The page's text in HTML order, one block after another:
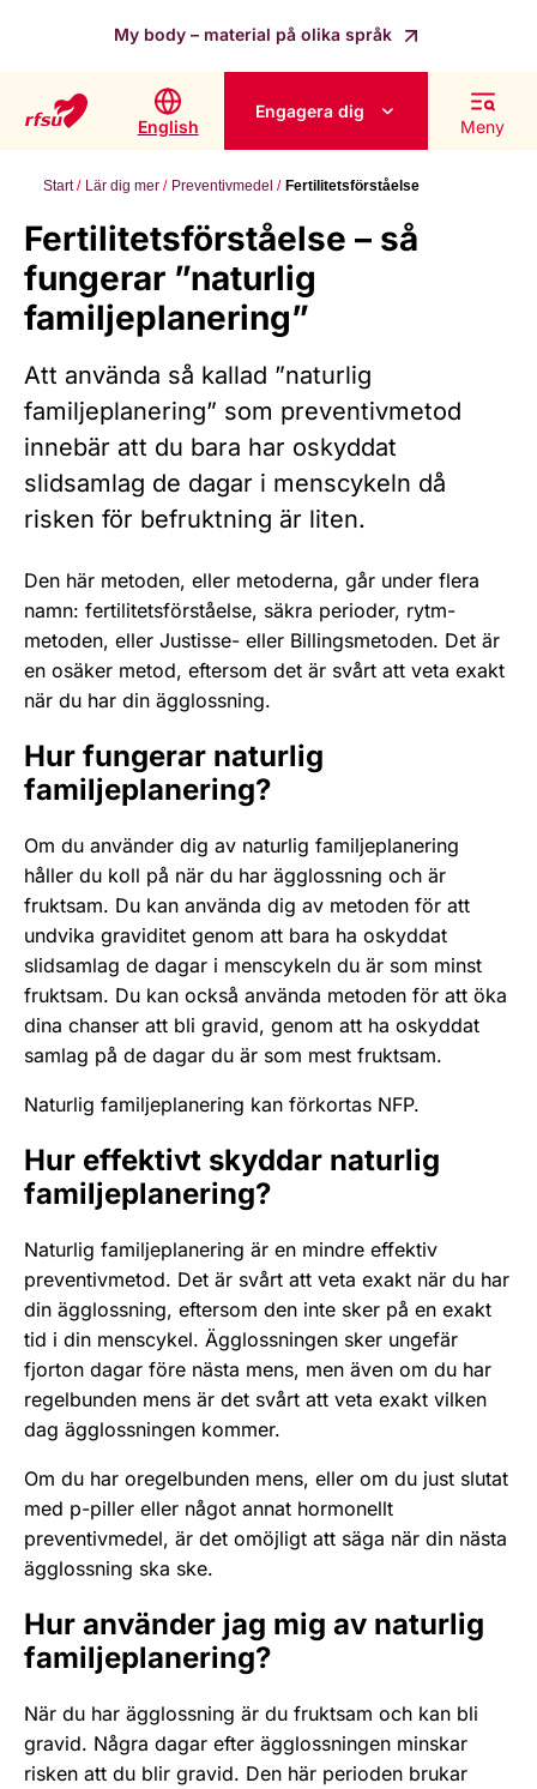
My body – material på olika språk
English
Engagera dig
Meny
Start Lär dig mer Preventivmedel Fertilitetsförståelse
Fertilitetsförståelse – så
fungerar ”naturlig
familjeplanering”
Att använda så kallad ”naturlig
familjeplanering” som preventivmetod
innebär att du bara har oskyddat
slidsamlag de dagar i menscykeln då
risken för befruktning är liten.
Den här metoden, eller metoderna, går under flera
namn: fertilitetsförståelse, säkra perioder, rytm-
metoden, eller Justisse- eller Billingsmetoden. Det är
en osäker metod, eftersom det är svårt att veta exakt
när du har din ägglossning.
Hur fungerar naturlig
familjeplanering?
Om du använder dig av naturlig familjeplanering
håller du koll på när du har ägglossning och är
fruktsam. Du kan använda dig av metoden för att
undvika graviditet genom att bara ha oskyddat
slidsamlag de dagar i menscykeln du är som minst
fruktsam. Du kan också använda metoden för att öka
dina chanser att bli gravid, genom att ha oskyddat
samlag på de dagar du är som mest fruktsam.
Naturlig familjeplanering kan förkortas NFP.
Hur effektivt skyddar naturlig
familjeplanering?
Naturlig familjeplanering är en mindre effektiv
preventivmetod. Det är svårt att veta exakt när du har
din ägglossning, eftersom den inte sker på en exakt
tid i din menscykel. Ägglossningen sker ungefär
fjorton dagar före nästa mens, men även om du har
regelbunden mens är det svårt att veta exakt vilken
dag ägglossningen kommer.
Om du har oregelbunden mens, eller om du just slutat
med p-piller eller något annat hormonellt
preventivmedel, är det omöjligt att säga när din nästa
ägglossning ska ske.
Hur använder jag mig av naturlig
familjeplanering?
När du har ägglossning är du fruktsam och kan bli
gravid. Några dagar efter ägglossningen minskar
risken att du blir gravid. Den här perioden brukar